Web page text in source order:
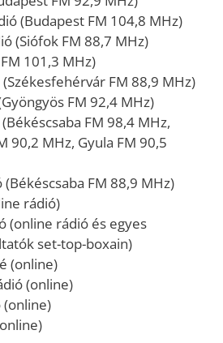
(Budapest FM 104,8 MHz)
(Siófok FM 88,7 MHz)
101,3 MHz)
FM 88,9 MHz)
FM 92,4 MHz)
FM 98,4 MHz,
90,2 MHz, Gyula FM 90,5
(Békéscsaba FM 88,9 MHz)
rádió)
(online rádió és egyes
set-top-boxain)
(online)
(online)
(online)